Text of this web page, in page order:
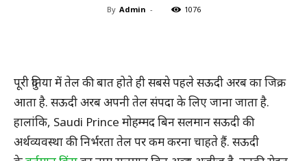
By Admin - 1076
पूरी दुनिया में तेल की बात होते ही सबसे पहले सऊदी अरब का जिक्र
आता है. सऊदी अरब अपनी तेल संपदा के लिए जाना जाता है.
हालांकि, Saudi Prince मोहम्मद बिन सलमान सऊदी की
अर्थव्यवस्था की निर्भरता तेल पर कम करना चाहते हैं. सऊदी